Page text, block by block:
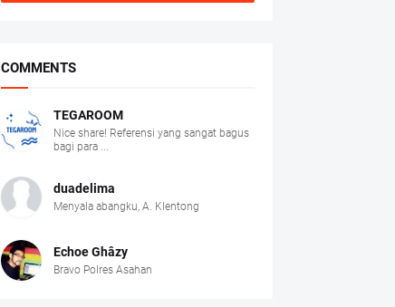
COMMENTS
TEGAROOM
Nice share! Referensi yang sangat bagus
bagi para ...
duadelima
Menyala abangku, A. Klentong
Echoe Ghâzy
Bravo Polres Asahan